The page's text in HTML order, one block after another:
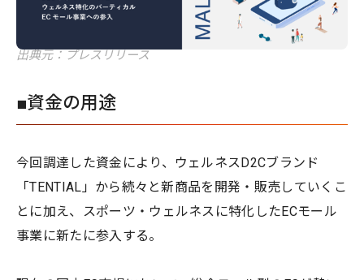
出典元：プレスリリース
■資金の用途
今回調達した資金により、ウェルネスD2Cブランド
「TENTIAL」から続々と新商品を開発・販売していくこ
とに加え、スポーツ・ウェルネスに特化したECモール
事業に新たに参入する。